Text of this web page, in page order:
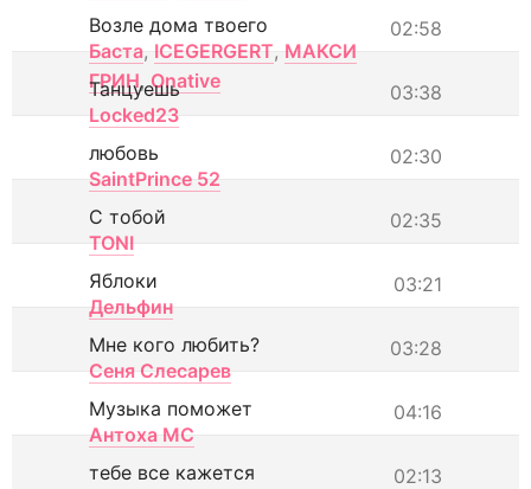
02:58
Возле дома твоего
Баста, ICEGERGERT, МАКСИ
ГРИН, Onative 03:38
Танцуешь
Locked23
02:30
любовь
SaintPrince 52
02:35
С тобой
TONI
03:21
Яблоки
Дельфин
03:28
Мне кого любить?
Сеня Слесарев
04:16
Музыка поможет
Антоха МС
02:13
тебе все кажется